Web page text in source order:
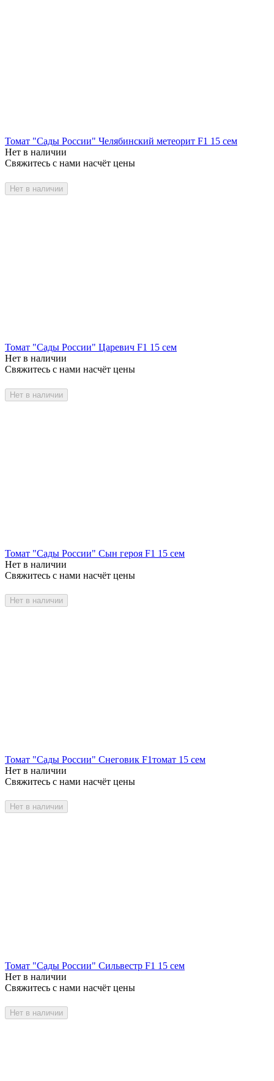
Томат "Сады России" Челябинский метеорит F1 15 сем
Нет в наличии
Свяжитесь с нами насчёт цены
Нет в наличии
Томат "Сады России" Царевич F1 15 сем
Нет в наличии
Свяжитесь с нами насчёт цены
Нет в наличии
Томат "Сады России" Сын героя F1 15 сем
Нет в наличии
Свяжитесь с нами насчёт цены
Нет в наличии
Томат "Сады России" Снеговик F1томат 15 сем
Нет в наличии
Свяжитесь с нами насчёт цены
Нет в наличии
Томат "Сады России" Сильвестр F1 15 сем
Нет в наличии
Свяжитесь с нами насчёт цены
Нет в наличии